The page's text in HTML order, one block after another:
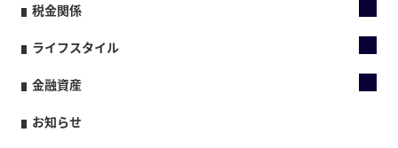
税金関係
ライフスタイル
金融資産
お知らせ